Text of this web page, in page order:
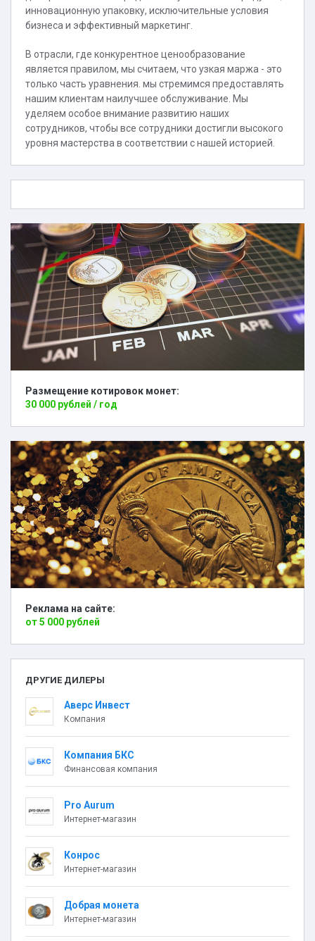
инновационную упаковку, исключительные условия
бизнеса и эффективный маркетинг.
В отрасли, где конкурентное ценообразование
является правилом, мы считаем, что узкая маржа - это
только часть уравнения. мы стремимся предоставлять
нашим клиентам наилучшее обслуживание. Мы
уделяем особое внимание развитию наших
сотрудников, чтобы все сотрудники достигли высокого
уровня мастерства в соответствии с нашей историей.
Размещение котировок монет:
30 000 рублей / год
Реклама на сайте:
от 5 000 рублей
ДРУГИЕ ДИЛЕРЫ
Аверс Инвест
Компания
Компания БКС
Финансовая компания
Pro Aurum
Интернет-магазин
Конрос
Интернет-магазин
Добрая монета
Интернет-магазин